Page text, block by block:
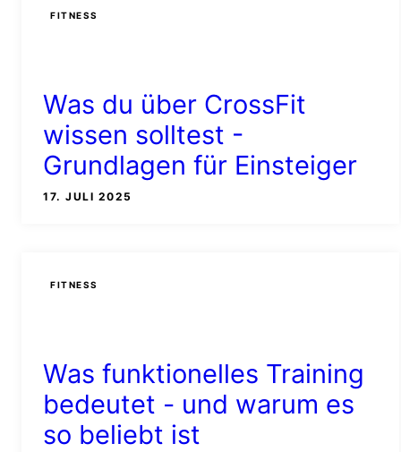
FITNESS
Was du über CrossFit
wissen solltest -
Grundlagen für Einsteiger
17. JULI 2025
FITNESS
Was funktionelles Training
bedeutet - und warum es
so beliebt ist